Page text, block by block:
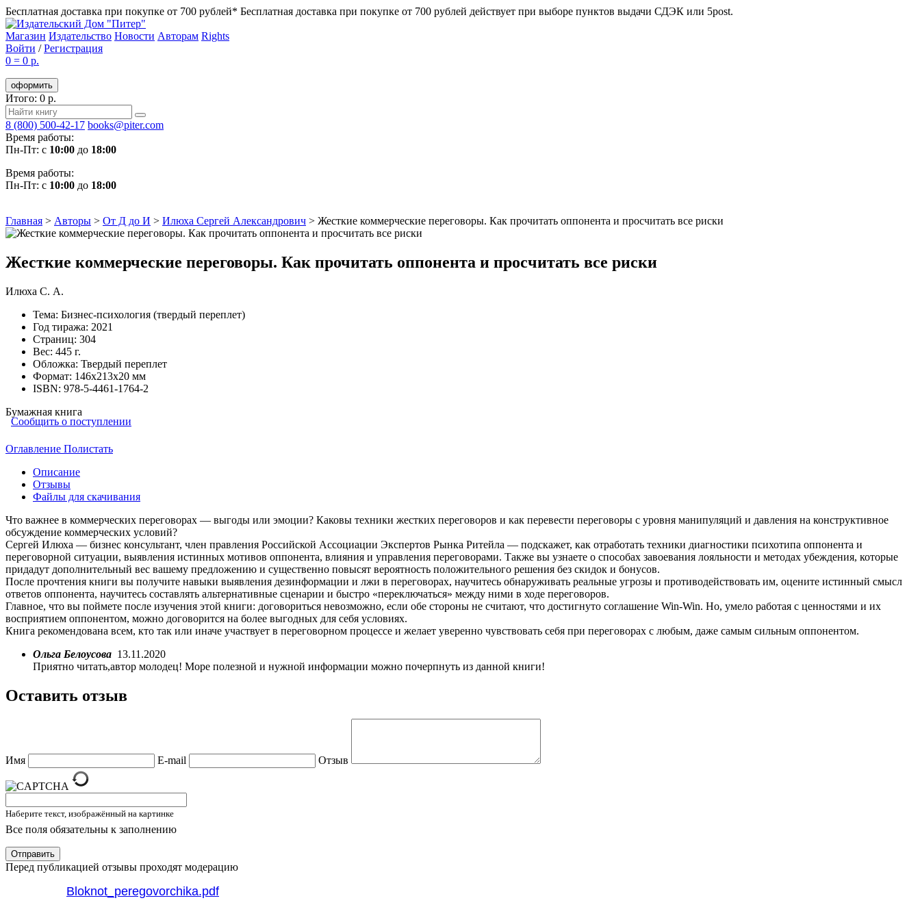
Бесплатная доставка при покупке от 700 рублей* Бесплатная доставка при покупке от 700 рублей действует при выборе пунктов выдачи СДЭК или 5post.
Магазин Издательство Новости Авторам Rights
Войти /Регистрация
0 = 0 р.
оформить
Итого: 0 р.
8 (800) 500-42-17 books@piter.com
Время работы:
Пн-Пт: с 10:00 до 18:00
Время работы:
Пн-Пт: с 10:00 до 18:00
Главная > Авторы > От Д до И > Илюха Сергей Александрович > Жесткие коммерческие переговоры. Как прочитать оппонента и просчитать все риски
Жесткие коммерческие переговоры. Как прочитать оппонента и просчитать все риски
Илюха С. А.
Тема: Бизнес-психология (твердый переплет)
Год тиража: 2021
Страниц: 304
Вес: 445 г.
Обложка: Твердый переплет
Формат: 146х213х20 мм
ISBN: 978-5-4461-1764-2
Бумажная книга
Сообщить о поступлении
Оглавление Полистать
Описание
Отзывы
Файлы для скачивания
Что важнее в коммерческих переговорах — выгоды или эмоции? Каковы техники жестких переговоров и как перевести переговоры с уровня манипуляций и давления на конструктивное
обсуждение коммерческих условий?
Сергей Илюха — бизнес консультант, член правления Российской Ассоциации Экспертов Рынка Ритейла — подскажет, как отработать техники диагностики психотипа оппонента и
переговорной ситуации, выявления истинных мотивов оппонента, влияния и управления переговорами. Также вы узнаете о способах завоевания лояльности и методах убеждения, которые
придадут дополнительный вес вашему предложению и существенно повысят вероятность положительного решения без скидок и бонусов.
После прочтения книги вы получите навыки выявления дезинформации и лжи в переговорах, научитесь обнаруживать реальные угрозы и противодействовать им, оцените истинный смысл
ответов оппонента, научитесь составлять альтернативные сценарии и быстро «переключаться» между ними в ходе переговоров.
Главное, что вы поймете после изучения этой книги: договориться невозможно, если обе стороны не считают, что достигнуто соглашение Win-Win. Но, умело работая с ценностями и их
восприятием оппонентом, можно договорится на более выгодных для себя условиях.
Книга рекомендована всем, кто так или иначе участвует в переговорном процессе и желает уверенно чувствовать себя при переговорах с любым, даже самым сильным оппонентом.
Ольга Белоусова 13.11.2020
Приятно читать,автор молодец! Море полезной и нужной информации можно почерпнуть из данной книги!
Оставить отзыв
Имя E-mail Отзыв
Наберите текст, изображённый на картинке
Все поля обязательны к заполнению
Отправить
Перед публикацией отзывы проходят модерацию